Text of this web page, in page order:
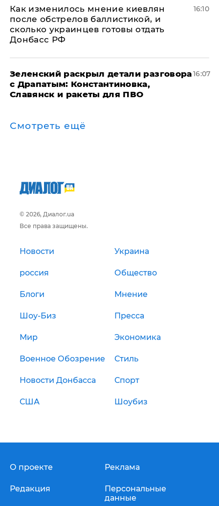
Как изменилось мнение киевлян
после обстрелов баллистикой, и
сколько украинцев готовы отдать
Донбасс РФ
16:10
​Зеленский раскрыл детали разговора
с Драпатым: Константиновка,
Славянск и ракеты для ПВО
16:07
Смотреть ещё
© 2026, Диалог.ua
Все права защищены.
Новости Украина
россия Общество
Блоги Мнение
Шоу-Биз Пресса
Мир Экономика
Военное Обозрение Стиль
Новости Донбасса Спорт
США Шоубиз
О проекте
Редакция
Реклама
Персональные
данные